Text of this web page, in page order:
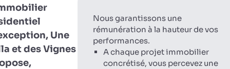
Une
et des Vignes
Nous garantissons une
rémunération à la hauteur de vos
performances.
A chaque projet immobilier
concrétisé, vous percevez une